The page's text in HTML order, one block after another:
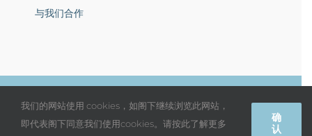
与我们合作
© 2019 丽声钟(香港)有限公司 版权所有 |网站使用条款
私隐政
策
我们的网站使用 cookies，如阁下继续浏览此网站，
即代表阁下同意我们使用cookies。请按此了解更多
确
认